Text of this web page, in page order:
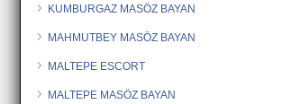
KUMBURGAZ MASÖZ BAYAN
MAHMUTBEY MASÖZ BAYAN
MALTEPE ESCORT
MALTEPE MASÖZ BAYAN